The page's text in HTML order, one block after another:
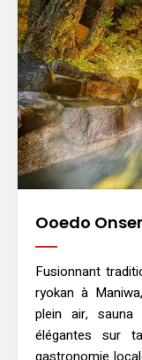
Ooedo
Fusionnant
ryokan à
plein air, sauna
élégantes sur